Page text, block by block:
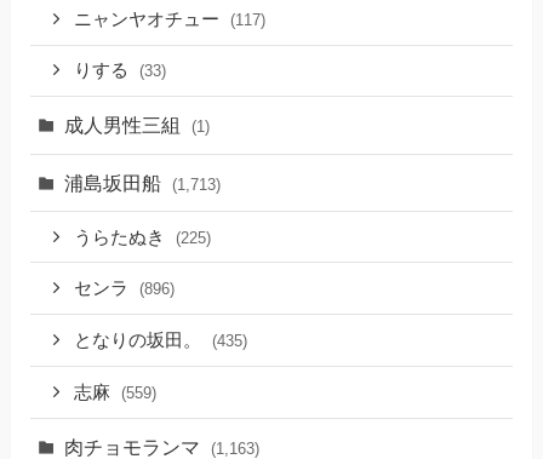
ニャンヤオチュー (117)
りする (33)
成人男性三組 (1)
浦島坂田船 (1,713)
うらたぬき (225)
センラ (896)
となりの坂田。 (435)
志麻 (559)
肉チョモランマ (1,163)